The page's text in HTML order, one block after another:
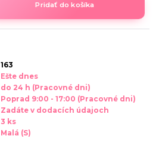
Pridať do košíka
163
Ešte dnes
do 24 h (Pracovné dni)
Poprad 9:00 - 17:00 (Pracovné dni)
Zadáte v dodacích údajoch
3 ks
Malá (S)